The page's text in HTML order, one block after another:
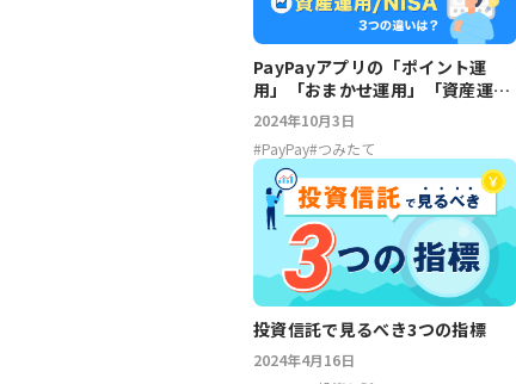
PayPayアプリの「ポイント運
用」「おまかせ運用」「資産運
用/NISA」この3つの違いは？
2024年10月3日
#PayPay#つみたて
投資信託で見るべき3つの指標
2024年4月16日